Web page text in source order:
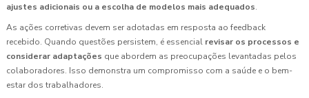
ajustes adicionais ou a escolha de modelos mais adequados.
As ações corretivas devem ser adotadas em resposta ao feedback
recebido. Quando questões persistem, é essencial revisar os processos e
considerar adaptações que abordem as preocupações levantadas pelos
colaboradores. Isso demonstra um compromisso com a saúde e o bem-
estar dos trabalhadores.